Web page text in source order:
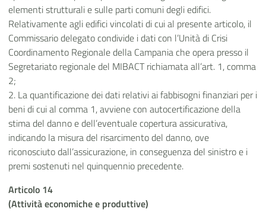
elementi strutturali e sulle parti comuni degli edifici.
Relativamente agli edifici vincolati di cui al presente articolo, il
Commissario delegato condivide i dati con l’Unità di Crisi
Coordinamento Regionale della Campania che opera presso il
Segretariato regionale del MIBACT richiamata all’art. 1, comma
2;
2. La quantificazione dei dati relativi ai fabbisogni finanziari per i
beni di cui al comma 1, avviene con autocertificazione della
stima del danno e dell’eventuale copertura assicurativa,
indicando la misura del risarcimento del danno, ove
riconosciuto dall’assicurazione, in conseguenza del sinistro e i
premi sostenuti nel quinquennio precedente.
Articolo 14
(Attività economiche e produttive)